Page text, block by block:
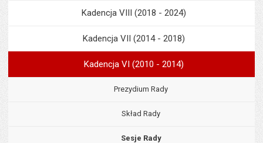
Kadencja VIII (2018 - 2024)
Kadencja VII (2014 - 2018)
Kadencja VI (2010 - 2014)
Prezydium Rady
Skład Rady
Sesje Rady